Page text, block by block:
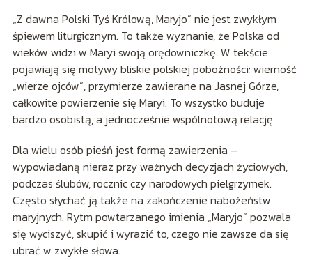
„Z dawna Polski Tyś Królową, Maryjo” nie jest zwykłym
śpiewem liturgicznym. To także wyznanie, że Polska od
wieków widzi w Maryi swoją orędowniczkę. W tekście
pojawiają się motywy bliskie polskiej pobożności: wierność
„wierze ojców”, przymierze zawierane na Jasnej Górze,
całkowite powierzenie się Maryi. To wszystko buduje
bardzo osobistą, a jednocześnie wspólnotową relację.
Dla wielu osób pieśń jest formą zawierzenia –
wypowiadaną nieraz przy ważnych decyzjach życiowych,
podczas ślubów, rocznic czy narodowych pielgrzymek.
Często słychać ją także na zakończenie nabożeństw
maryjnych. Rytm powtarzanego imienia „Maryjo” pozwala
się wyciszyć, skupić i wyrazić to, czego nie zawsze da się
ubrać w zwykłe słowa.